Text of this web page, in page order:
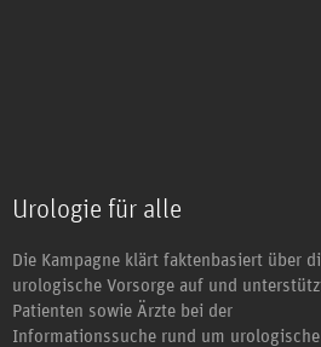
Urologie für alle
Die Kampagne klärt faktenbasiert über
urologische Vorsorge auf und
Patienten sowie Ärzte bei der
Informationssuche rund um urologische